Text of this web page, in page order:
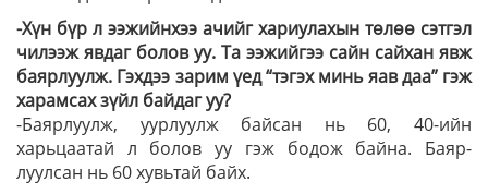
-Хүн бүр л ээжийнхээ ачийг хариулахын төлөө сэтгэл
чилээж явдаг болов уу. Та ээжийгээ сайн сайхан явж
баярлуулж. Гэхдээ зарим үед “тэгэх минь яав даа” гэж
харамсах зүйл байдаг уу?
-Баярлуулж, уурлуулж байсан нь 60, 40-ийн
харьцаатай л болов уу гэж бодож байна. Баяр­
луулсан нь 60 хувьтай байх.